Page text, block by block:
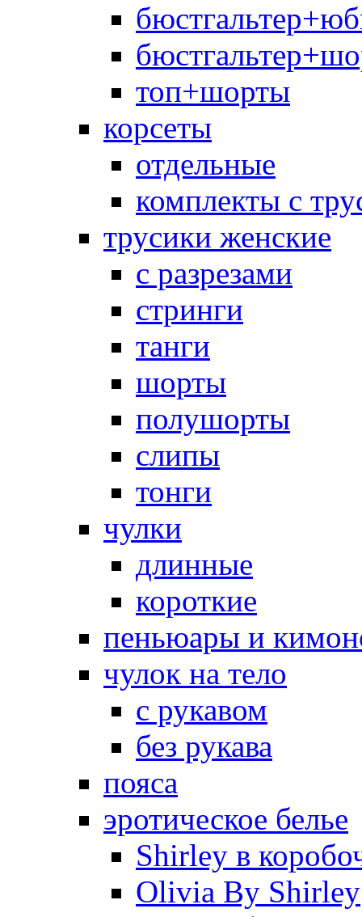
топ+шорты
корсеты
отдельные
комплекты с
трусики женские
с разрезами
стринги
танги
шорты
полушорты
слипы
тонги
чулки
длинные
короткие
пеньюары и
чулок на тело
с рукавом
без рукава
пояса
эротическое белье
Shirley в
Olivia By Shirley